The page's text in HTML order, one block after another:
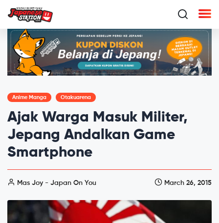
Anime Manga Otakuarena
Ajak Warga Masuk Militer,
Jepang Andalkan Game
Smartphone
Mas Joy - Japan On You March 26, 2015